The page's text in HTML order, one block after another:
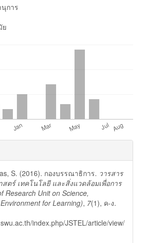
การ
ย
S. (2016). กองบรรณาธิการ. วารสาร
ตร์ เทคโนโลยี และสิ่งแวดล้อมเพื่อการ
Research Unit on Science,
for Learning), 7(1), ค-ง.
index.php/JSTEL/article/view/